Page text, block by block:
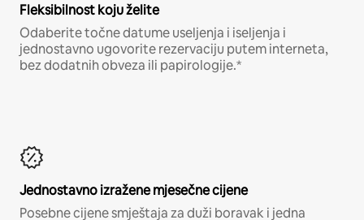
Fleksibilnost koju želite
Odaberite točne datume useljenja i iseljenja i
jednostavno ugovorite rezervaciju putem interneta,
bez dodatnih obveza ili papirologije.*
Jednostavno izražene mjesečne cijene
Posebne cijene smještaja za duži boravak i jedna